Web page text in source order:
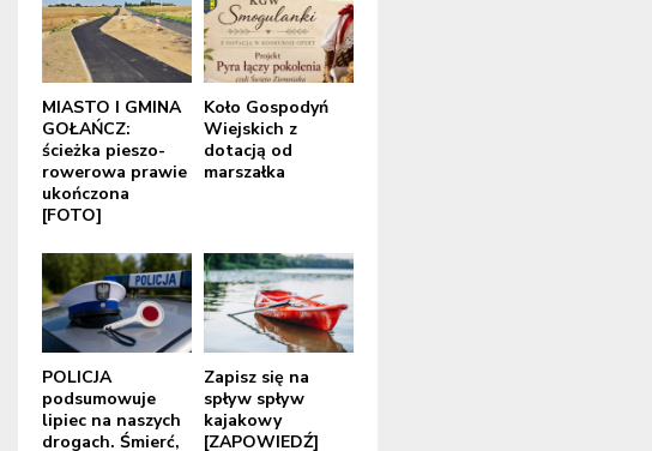
MIASTO I GMINA
GOŁAŃCZ:
ścieżka pieszo-
rowerowa prawie
ukończona
[FOTO]
Koło Gospodyń
Wiejskich z
dotacją od
marszałka
POLICJA
podsumowuje
lipiec na naszych
drogach. Śmierć,
Zapisz się na
spływ spływ
kajakowy
[ZAPOWIEDŹ]